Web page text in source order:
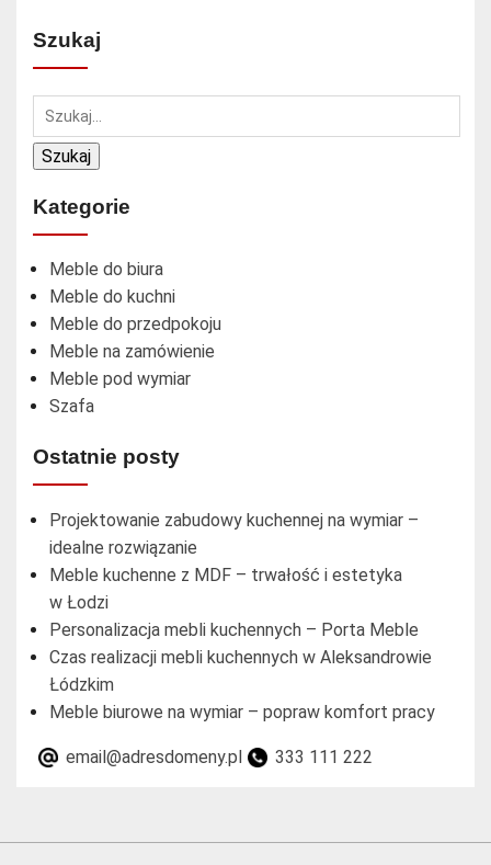
Szukaj
Szukaj
Kategorie
Meble do biura
Meble do kuchni
Meble do przedpokoju
Meble na zamówienie
Meble pod wymiar
Szafa
Ostatnie posty
Projektowanie zabudowy kuchennej na wymiar –
idealne rozwiązanie
Meble kuchenne z MDF – trwałość i estetyka
w Łodzi
Personalizacja mebli kuchennych – Porta Meble
Czas realizacji mebli kuchennych w Aleksandrowie
Łódzkim
Meble biurowe na wymiar – popraw komfort pracy
email@adresdomeny.pl 333 111 222